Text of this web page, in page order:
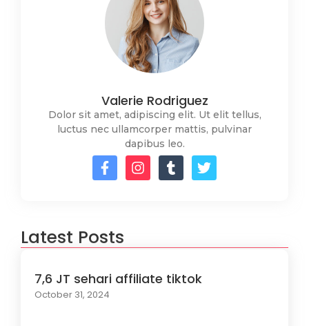
Valerie Rodriguez
Dolor sit amet, adipiscing elit. Ut elit tellus,
luctus nec ullamcorper mattis, pulvinar
dapibus leo.
Latest Posts
7,6 JT sehari affiliate tiktok
October 31, 2024